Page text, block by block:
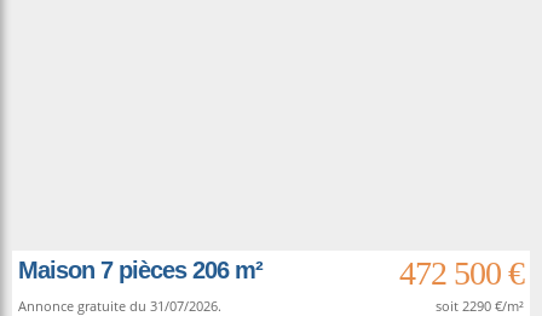
Maison 7 pièces 206 m² 472 500 €
Annonce gratuite du 31/07/2026. soit 2290 €/m²